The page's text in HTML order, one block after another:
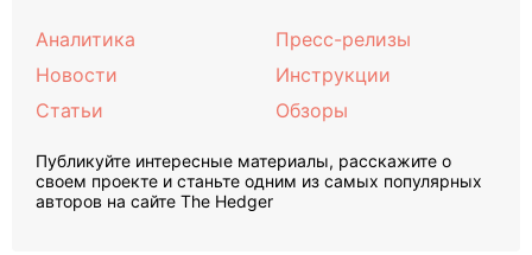
Аналитика
Новости
Статьи
Пресс-релизы
Инструкции
Обзоры
Публикуйте интересные материалы, расскажите о
своем проекте и станьте одним из самых популярных
авторов на сайте The Hedger